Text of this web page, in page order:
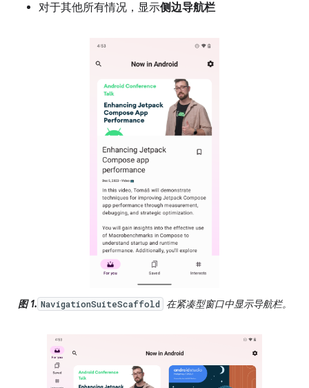
对于其他所有情况，显示侧边导航栏
图 1. NavigationSuiteScaffold 在紧凑型窗口中显示导航栏。